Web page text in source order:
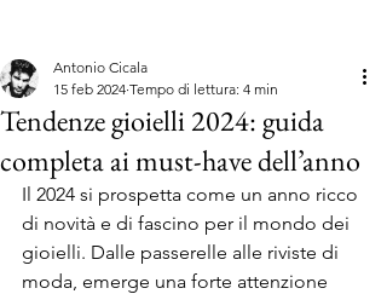
Tendenze gioielli 2024: guida
completa ai must-have dell’anno
Antonio Cicala
15 feb 2024 Tempo di lettura: 4 min
Il 2024 si prospetta come un anno ricco
di novità e di fascino per il mondo dei
gioielli. Dalle passerelle alle riviste di
moda, emerge una forte attenzione